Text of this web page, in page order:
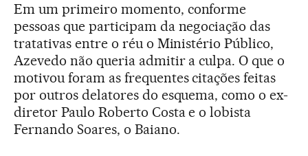
Em um primeiro momento, conforme
pessoas que participam da negociação das
tratativas entre o réu o Ministério Público,
Azevedo não queria admitir a culpa. O que o
motivou foram as frequentes citações feitas
por outros delatores do esquema, como o ex-
diretor Paulo Roberto Costa e o lobista
Fernando Soares, o Baiano.